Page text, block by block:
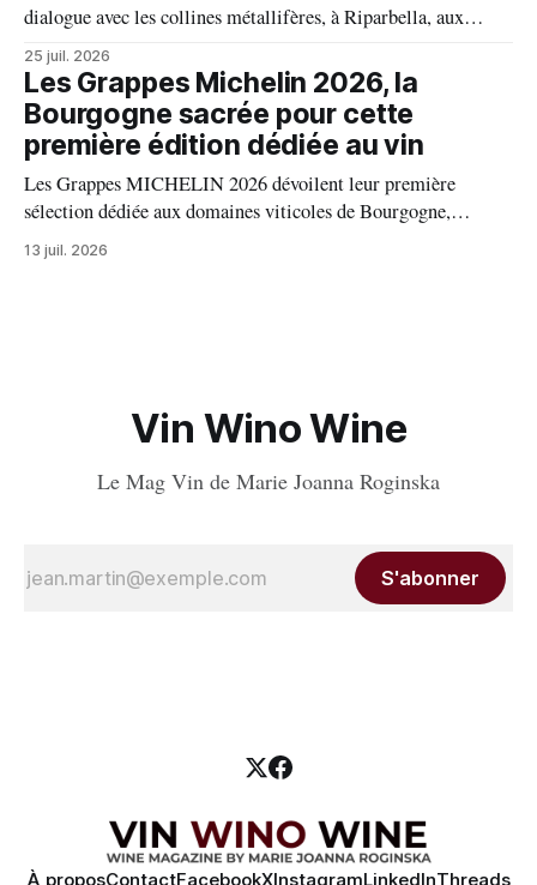
dialogue avec les collines métallifères, à Riparbella, aux
portes de Bolgheri, Caiarossa cultive une autre idée du grand
vin, celle d'un équilibre vivant entre la terre, les cépages et le
temps.
25 juil. 2026
Les Grappes Michelin 2026, la
Bourgogne sacrée pour cette
première édition dédiée au vin
Les Grappes MICHELIN 2026 dévoilent leur première
sélection dédiée aux domaines viticoles de Bourgogne,
distinguant 94 propriétés pour l’excellence de leurs vins. Au
palmarès : 9 domaines reçoivent trois grappes, 20 deux
13 juil. 2026
Vin Wino Wine
Le Mag Vin de Marie Joanna Roginska
S'abonner
À proposContactFacebookXInstagramLinkedInThreads